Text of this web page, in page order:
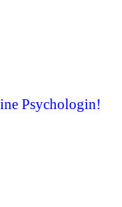
Psychologin!